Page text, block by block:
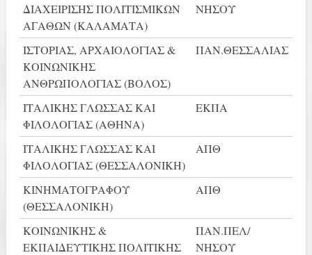
ΔΙΑΧΕΙΡΙΣΗΣ ΠΟΛΙΤΙΣΜΙΚΩΝ
ΑΓΑΘΩΝ (ΚΑΛΑΜΑΤΑ)
ΝΗΣΟΥ
ΙΣΤΟΡΙΑΣ, ΑΡΧΑΙΟΛΟΓΙΑΣ &
ΚΟΙΝΩΝΙΚΗΣ
ΑΝΘΡΩΠΟΛΟΓΙΑΣ (ΒΟΛΟΣ)
ΠΑΝ.ΘΕΣΣΑΛΙΑΣ
ΙΤΑΛΙΚΗΣ ΓΛΩΣΣΑΣ ΚΑΙ
ΦΙΛΟΛΟΓΙΑΣ (ΑΘΗΝΑ)
ΕΚΠΑ
ΙΤΑΛΙΚΗΣ ΓΛΩΣΣΑΣ ΚΑΙ
ΦΙΛΟΛΟΓΙΑΣ (ΘΕΣΣΑΛΟΝΙΚΗ)
ΑΠΘ
ΚΙΝΗΜΑΤΟΓΡΑΦΟΥ
(ΘΕΣΣΑΛΟΝΙΚΗ)
ΑΠΘ
ΚΟΙΝΩΝΙΚΗΣ &
ΕΚΠΑΙΔΕΥΤΙΚΗΣ ΠΟΛΙΤΙΚΗΣ
ΠΑΝ.ΠΕΛ/
ΝΗΣΟΥ